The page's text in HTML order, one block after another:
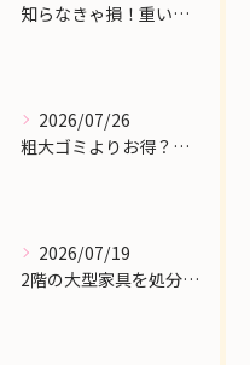
知らなきゃ損！重い大型家具の配送費用を格安に抑える裏ワザ
2026/07/26
粗大ゴミよりお得？大型家具の処分業者にかかる費用相場を解説
2026/07/19
2階の大型家具を処分したい！狭い階段から安全に下ろす方法